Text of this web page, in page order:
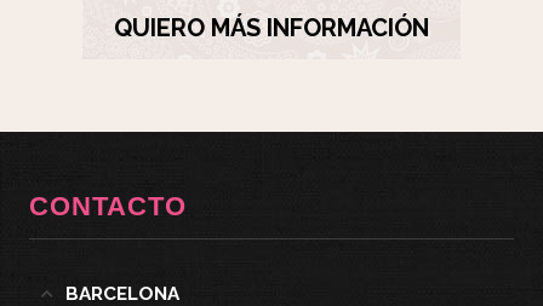
QUIERO MÁS INFORMACIÓN
CONTACTO
BARCELONA